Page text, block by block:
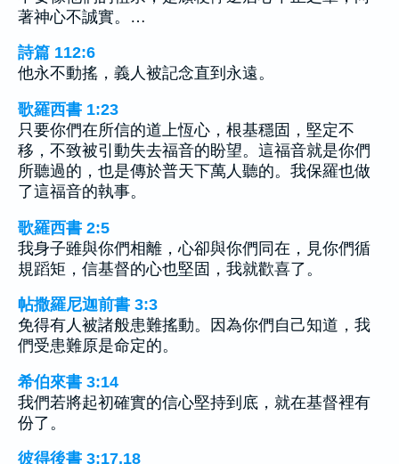
著神心不誠實。…
詩篇 112:6
他永不動搖，義人被記念直到永遠。
歌羅西書 1:23
只要你們在所信的道上恆心，根基穩固，堅定不
移，不致被引動失去福音的盼望。這福音就是你們
所聽過的，也是傳於普天下萬人聽的。我保羅也做
了這福音的執事。
歌羅西書 2:5
我身子雖與你們相離，心卻與你們同在，見你們循
規蹈矩，信基督的心也堅固，我就歡喜了。
帖撒羅尼迦前書 3:3
免得有人被諸般患難搖動。因為你們自己知道，我
們受患難原是命定的。
希伯來書 3:14
我們若將起初確實的信心堅持到底，就在基督裡有
份了。
彼得後書 3:17,18